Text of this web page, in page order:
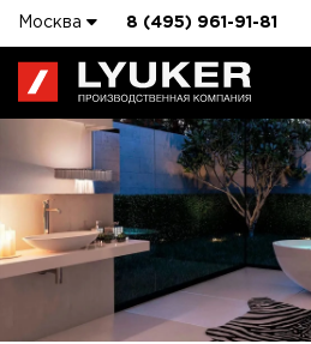
Москва 8 (495) 961-91-81